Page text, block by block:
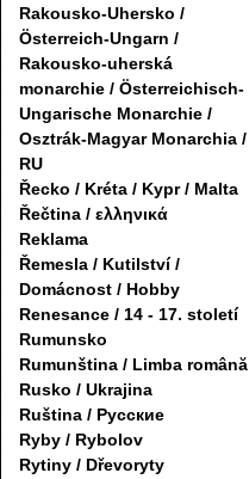
Rakousko-Uhersko /
Österreich-Ungarn /
Rakousko-uherská
monarchie / Österreichisch-
Ungarische Monarchie /
Osztrák-Magyar Monarchia /
RU
Řecko / Kréta / Kypr / Malta
Řečtina / ελληνικά
Reklama
Řemesla / Kutilství /
Domácnost / Hobby
Renesance / 14 - 17. století
Rumunsko
Rumunština / Limba română
Rusko / Ukrajina
Ruština / Русские
Ryby / Rybolov
Rytiny / Dřevoryty